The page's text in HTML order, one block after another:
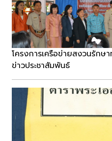
โครงการเครือข่ายสงวนรักษ
ข่าวประชาสัมพันธ์